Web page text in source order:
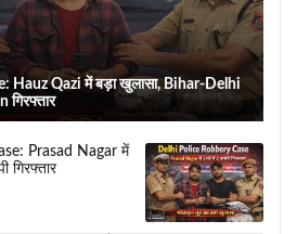
Hauz Qazi में बड़ा खुलासा, Bihar-Delhi
गिरफ्तार
Prasad Nagar में
गिरफ्तार